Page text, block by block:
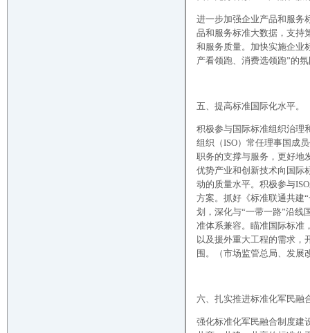
进一步加强企业产品和服务
品和服务标准大数据，支持
和服务质量。加快实施企业
产看领跑、消费选领跑”的
五、提高标准国际化水平。
积极参与国际标准组织治理
组织（ISO）常任理事国成
职务的支撑与服务，更好地
优势产业和创新技术向国际
动的质量水平。积极参与
方案。抓好《标准联通共建
划，深化与“一带一路”沿线
准体系兼容。瞄准国际标准
以及援外重大工程的需求，
围。（市场监管总局、发展
六、扎实推进标准化军民融
强化标准化军民融合制度建